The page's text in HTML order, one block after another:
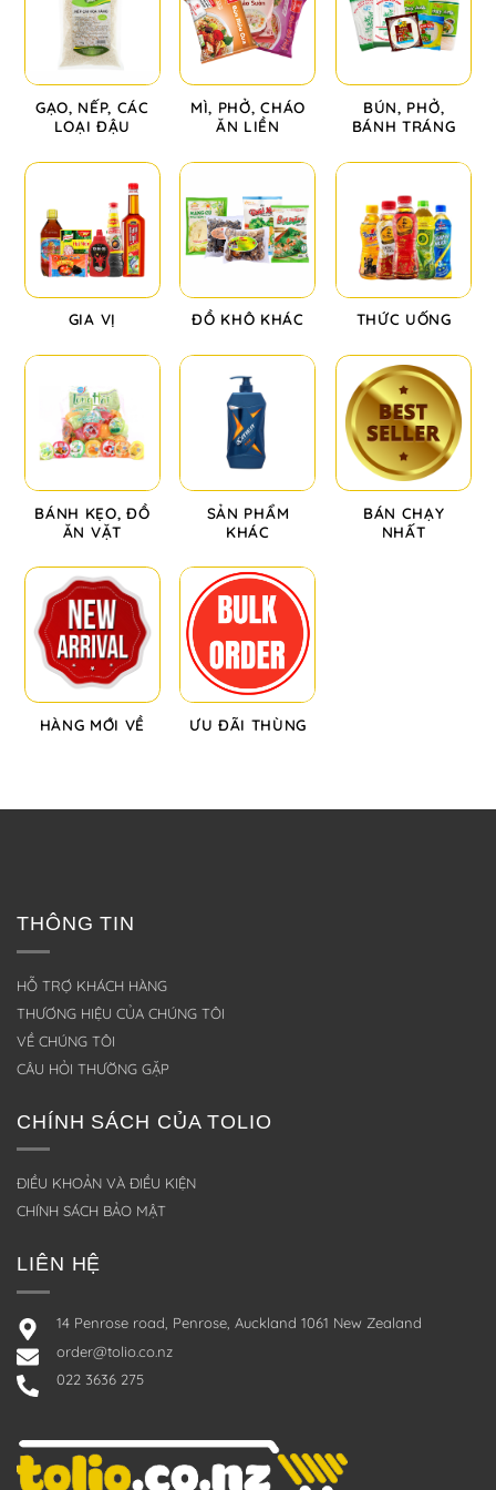
GẠO, NẾP, CÁC
LOẠI ĐẬU
MÌ, PHỞ, CHÁO
ĂN LIỀN
BÚN, PHỞ,
BÁNH TRÁNG
GIA VỊ ĐỒ KHÔ KHÁC THỨC UỐNG
BÁNH KẸO, ĐỒ
ĂN VẶT
SẢN PHẨM
KHÁC
BÁN CHẠY
NHẤT
HÀNG MỚI VỀ ƯU ĐÃI THÙNG
THÔNG TIN
HỖ TRỢ KHÁCH HÀNG
THƯƠNG HIỆU CỦA CHÚNG TÔI
VỀ CHÚNG TÔI
CÂU HỎI THƯỜNG GẶP
CHÍNH SÁCH CỦA TOLIO
ĐIỀU KHOẢN VÀ ĐIỀU KIỆN
CHÍNH SÁCH BẢO MẬT
LIÊN HỆ
14 Penrose road, Penrose, Auckland 1061 New Zealand
order@tolio.co.nz
022 3636 275